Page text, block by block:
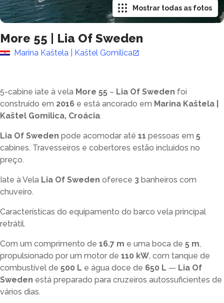
More 55 Lia Of Sweden
Marina Kaštela | Kaštel Gomilica
Mostrar todas as fotos
5-cabine iate à vela More 55 – Lia Of Sweden foi
construído em 2016 e está ancorado em Marina Kaštela |
Kaštel Gomilica, Croácia.
Lia Of Sweden pode acomodar até 11 pessoas em 5
cabines. Travesseiros e cobertores estão incluídos no
preço.
Iate à Vela Lia Of Sweden oferece 3 banheiros com
chuveiro.
Características do equipamento do barco vela principal
retrátil.
Com um comprimento de 16.7 m e uma boca de 5 m,
propulsionado por um motor de 110 kW, com tanque de
combustível de 500 L e água doce de 650 L — Lia Of
Sweden está preparado para cruzeiros autossuficientes de
vários dias.